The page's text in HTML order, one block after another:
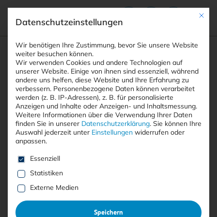
Suchfeld
Suchen
Breadcrumb-Navigation
STARTSEITE
PRINTAUSGABEN
TITELTHEMA: ÜBERLEBEN IM IT-DSCHUNGEL. …
EDITORIAL
Artikel kostenlos lesen
PLAN UND PRAXIS
Editorial
Mit
Datenschutzeinstellungen
Wir benötigen Ihre Zustimmung, bevor Sie unsere Website
weiter besuchen können.
Wir verwenden Cookies und andere Technologien auf
unserer Website. Einige von ihnen sind essenziell, während
andere uns helfen, diese Website und Ihre Erfahrung zu
verbessern. Personenbezogene Daten können verarbeitet
werden (z. B. IP-Adressen), z. B. für personalisierte
Anzeigen und Inhalte oder Anzeigen- und Inhaltsmessung.
Weitere Informationen über die Verwendung Ihrer Daten
finden Sie in unserer Datenschutzerklärung. Sie können Ihre
Auswahl jederzeit unter Einstellungen widerrufen oder
anpassen.
Es folgt eine Liste der Service-Gruppen, für die eine
Essenziell
Statistiken
Externe Medien
Speichern